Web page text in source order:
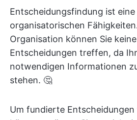
Entscheidungsfindung ist
organisatorischen
Organisation können Sie
Entscheidungen treffen, da
notwendigen Informationen
stehen. 🤔
Um fundierte